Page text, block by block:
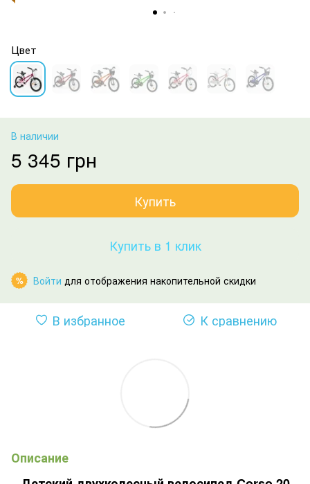
Цвет
В наличии
5 345 грн
Купить
Купить в 1 клик
% Войти для отображения накопительной скидки
В избранное К сравнению
Описание